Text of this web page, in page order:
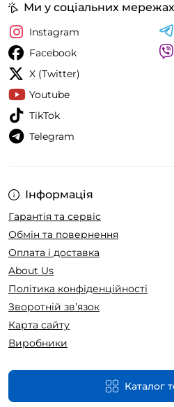
Інформація
Гарантія та сервіс
Обмін та повернення
Оплата і доставка
About Us
Політика конфіденційності
Зворотній зв’язок
Карта сайту
Виробники
Каталог
Ми у соціальних мережах
Instagram
Facebook
X (Twitter)
Youtube
TikTok
Telegram